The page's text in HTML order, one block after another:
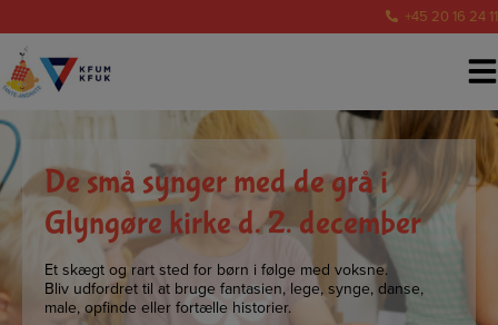
indholdet
+45 20 16 24 11
De små synger med de grå i
Glyngøre kirke d. 2. december
Et skægt og rart sted for børn i følge med voksne.
Bliv udfordret til at bruge fantasien, lege, synge, danse,
male, opfinde eller fortælle historier.